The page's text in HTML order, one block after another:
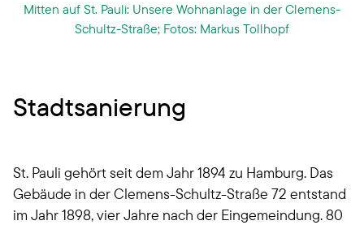
Mitten auf St. Pauli: Unsere Wohnanlage in der Clemens-
Schultz-Straße; Fotos: Markus Tollhopf
Stadtsanierung
St. Pauli gehört seit dem Jahr 1894 zu Hamburg. Das
Gebäude in der Clemens-Schultz-Straße 72 entstand
im Jahr 1898, vier Jahre nach der Eingemeindung. 80